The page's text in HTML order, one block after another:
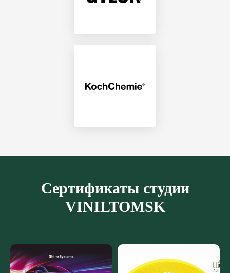
Сертификаты студии
VINILTOMSK